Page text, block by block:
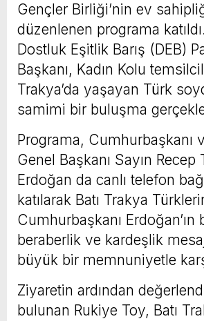
Gençler Birliği’nin ev
düzenlenen programa
Dostluk Eşitlik Barış (DEB)
Başkanı, Kadın Kolu
Trakya’da yaşayan Türk
samimi bir buluşma
Programa, Cumhurbaşkanı
Genel Başkanı Sayın Recep
Erdoğan da canlı telefon
katılarak Batı Trakya
Cumhurbaşkanı Erdoğan’ın
beraberlik ve kardeşlik
büyük bir memnuniyetle
Ziyaretin ardından
bulunan Rukiye Toy, Batı